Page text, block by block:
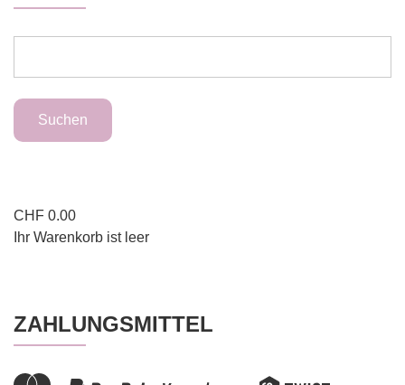
CHF 0.00
Ihr Warenkorb ist leer
ZAHLUNGSMITTEL